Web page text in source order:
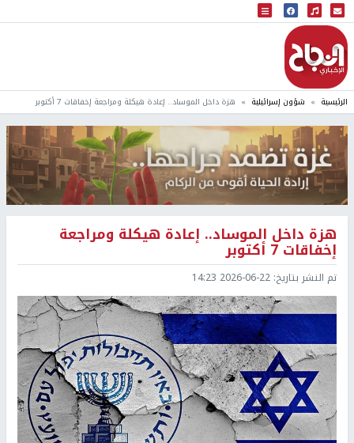
البث المباشر
إذاعة النجاح
الرئيسية شؤون إسرائيلية هزة داخل الموساد.. إعادة هيكلة ومراجعة إخفاقات 7 أكتوبر
هزة داخل الموساد.. إعادة هيكلة ومراجعة
إخفاقات 7 أكتوبر
تم النشر بتاريخ: 2026-06-22 14:23